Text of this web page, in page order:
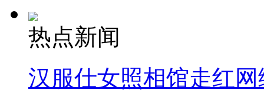
热点新闻
汉服仕女照相馆走红网